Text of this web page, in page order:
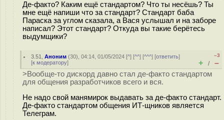
Де-факто? Каким ещё стандартом? Что ты несёшь? Ты
мне ещё напиши что за стандарт? Стандарт баба
Параска за углом сказала, а Вася услышал и на заборе
написал? Этот стандарт? Откуда вы такие берётесь
выдумщики?
3.51 ,Аноним (30), 04:14, 01/05/2024 [^] [^^] [^^^] [ответить]
[к модератору]
–3
+ / –
>Вообще-то дискорд давно стал де-факто стандартом
для общения разработчиков всего и вся.
Не надо свой манямирок выдавать за де-факто стандарт.
Де-факто стандартом общения ИТ-щников является
Телеграм.